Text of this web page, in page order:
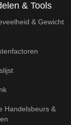
& Tools
& Gewicht
Handelsbeurs &